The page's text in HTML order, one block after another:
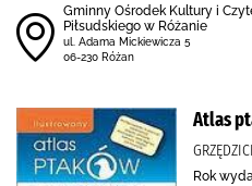
Gminny Ośrodek Kultury i
Piłsudskiego w Różanie
ul. Adama Mickiewicza 5
06-230 Różan
Atlas
Rok